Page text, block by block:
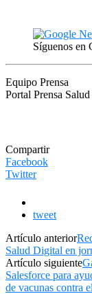
Síguenos en
Equipo Prensa
Portal Prensa Salud
Compartir
Facebook
Twitter
tweet
Artículo anterior
Salud Digital en
Artículo siguiente
Salesforce para
de vacunas contra